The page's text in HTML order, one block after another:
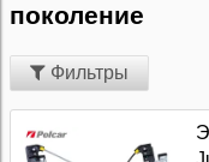
поколение
Фильтры